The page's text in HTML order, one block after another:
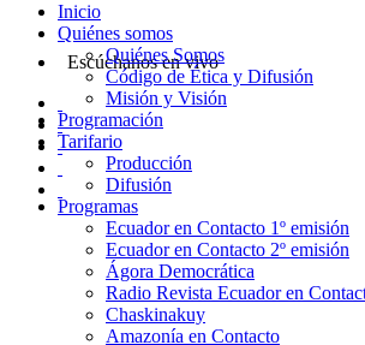
Escúchanos en vivo
Inicio
Quiénes somos
Quiénes Somos
Código de Ética y Difusión
Misión y Visión
Programación
Tarifario
Producción
Difusión
Programas
Ecuador en Contacto 1º emisión
Ecuador en Contacto 2º emisión
Ágora Democrática
Radio Revista Ecuador en
Chaskinakuy
Amazonía en Contacto